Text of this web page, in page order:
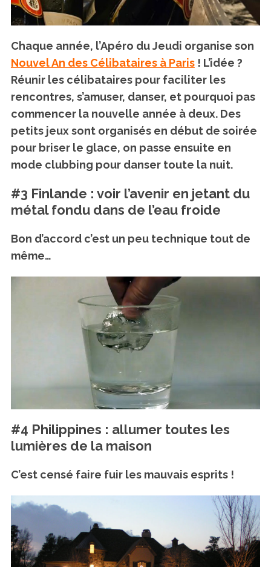
Chaque année, l’Apéro du Jeudi organise son
Nouvel An des Célibataires à Paris! L’idée ?
Réunir les célibataires pour faciliter les
rencontres, s’amuser, danser, et pourquoi pas
commencer la nouvelle année à deux. Des
petits jeux sont organisés en début de soirée
pour briser le glace, on passe ensuite en
mode clubbing pour danser toute la nuit.
#3 Finlande : voir l’avenir en jetant du
métal fondu dans de l’eau froide
Bon d’accord c’est un peu technique tout de
même…
#4 Philippines : allumer toutes les
lumières de la maison
C’est censé faire fuir les mauvais esprits !